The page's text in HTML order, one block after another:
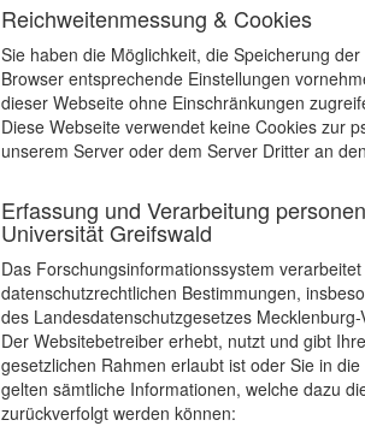
Reichweitenmessung & Cookies
Sie haben die Möglichkeit, die Speicherung
Browser entsprechende Einstellungen
dieser Webseite ohne Einschränkungen
Diese Webseite verwendet keine Cookies zur
unserem Server oder dem Server Dritter an
Erfassung und Verarbeitung
Universität Greifswald
Das Forschungsinformationssystem
datenschutzrechtlichen Bestimmungen,
des Landesdatenschutzgesetzes
Der Websitebetreiber erhebt, nutzt und gibt
gesetzlichen Rahmen erlaubt ist oder Sie in
gelten sämtliche Informationen, welche dazu
zurückverfolgt werden können: